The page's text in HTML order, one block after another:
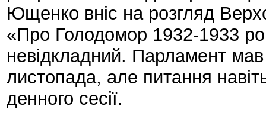
Ющенко вніс на розгляд
«Про Голодомор 1932-1933
невідкладний. Парламент
листопада, але питання
денного сесії.